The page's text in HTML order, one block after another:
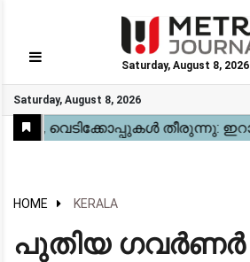
Saturday, August 8, 2026
Saturday, August 8, 2026
GO
Home
Kerala
National
Gulf
World
Sports
Movies
Health
Automobile
Travel
Education
Novel
Business
Technology
Webstory
HOME KERALA
പുതിയ ഗവര്‍ണര്‍